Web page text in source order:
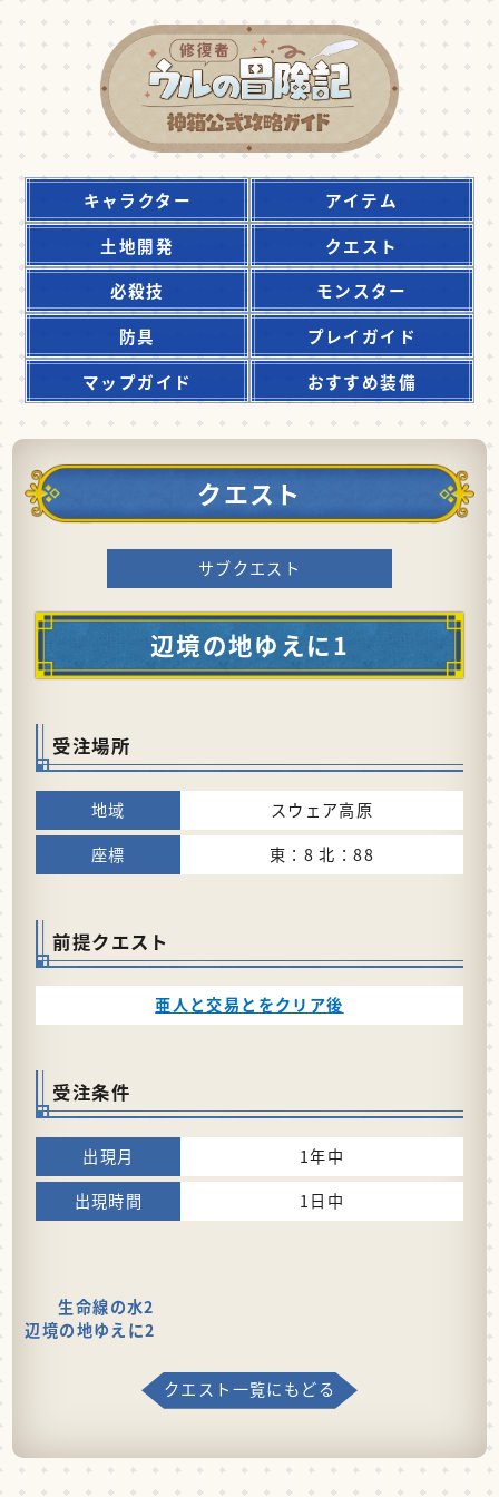
キャラクター
アイテム
土地開発
クエスト
必殺技
モンスター
防具
プレイガイド
マップガイド
おすすめ装備
クエスト
サブクエスト
辺境の地ゆえに1
受注場所
スウェア高原
東：8 北：88
前提クエスト
亜人と交易とをクリア後
受注条件
1年中
1日中
生命線の水2
辺境の地ゆえに2
クエスト一覧にもどる